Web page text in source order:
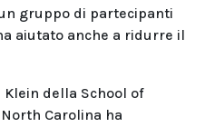
gruppo di partecipanti
aiutato anche a ridurre il
della School of
Carolina ha